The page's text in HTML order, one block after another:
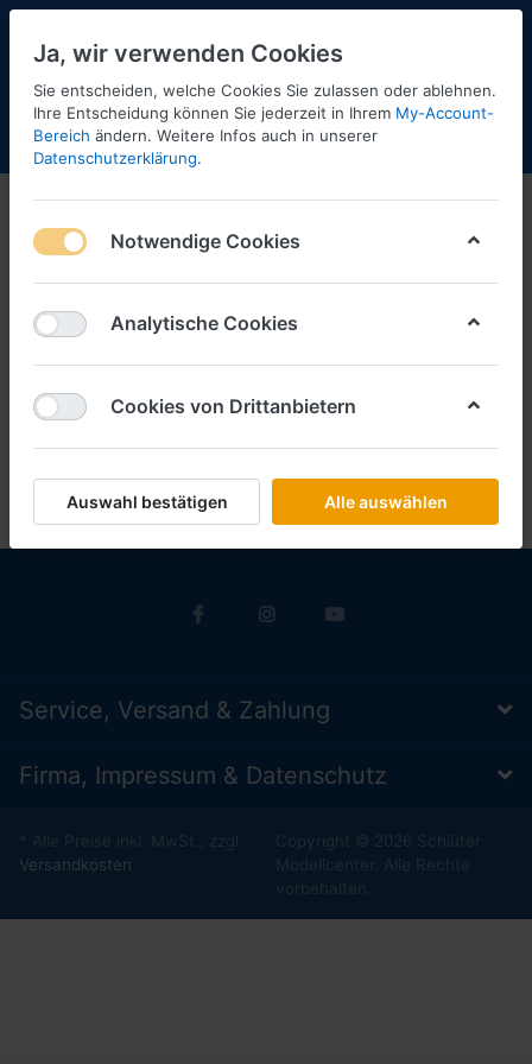
Menü Anmelden Shopaktualisierung
Norev
Service, Versand & Zahlung
Firma, Impressum & Datenschutz
* Alle Preise inkl. MwSt., zzgl.
Versandkosten
Copyright © 2026 Schlüter
Modellcenter. Alle Rechte
vorbehalten.
Ja, wir verwenden Cookies
Sie entscheiden, welche Cookies Sie zulassen oder ablehnen.
Ihre Entscheidung können Sie jederzeit in Ihrem My-Account-
Bereich ändern. Weitere Infos auch in unserer
Datenschutzerklärung.
Notwendige Cookies
Analytische Cookies
Cookies von Drittanbietern
Auswahl bestätigen Alle auswählen